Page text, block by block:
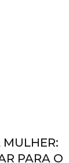
PARA O